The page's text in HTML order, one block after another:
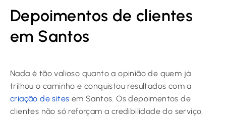
Depoimentos de clientes
em Santos
Nada é tão valioso quanto a opinião de quem já
trilhou o caminho e conquistou resultados com a
criação de sites em Santos. Os depoimentos de
clientes não só reforçam a credibilidade do serviço,